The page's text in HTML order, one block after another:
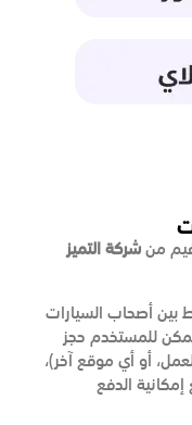
منشركةالتميز
بين أصحاب السيارات
للمستخدم حجز
أو أي موقع آخر)،
الدفع